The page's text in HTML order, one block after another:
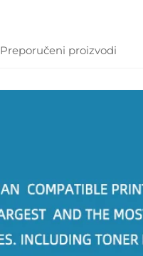
Preporučeni proizvodi